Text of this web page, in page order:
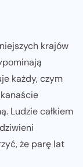
krajów
każdy, czym
Ludzie całkiem
że parę lat